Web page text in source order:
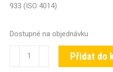
933 (ISO 4014)
Dostupné na objednávku
Přidat do